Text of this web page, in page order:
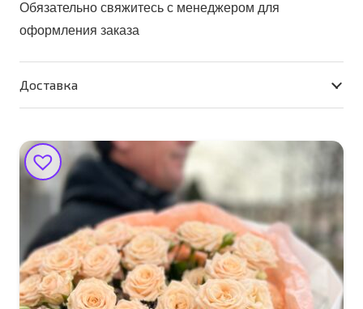
Обязательно свяжитесь с менеджером для
оформления заказа
Доставка